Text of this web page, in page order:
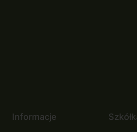
Informacje